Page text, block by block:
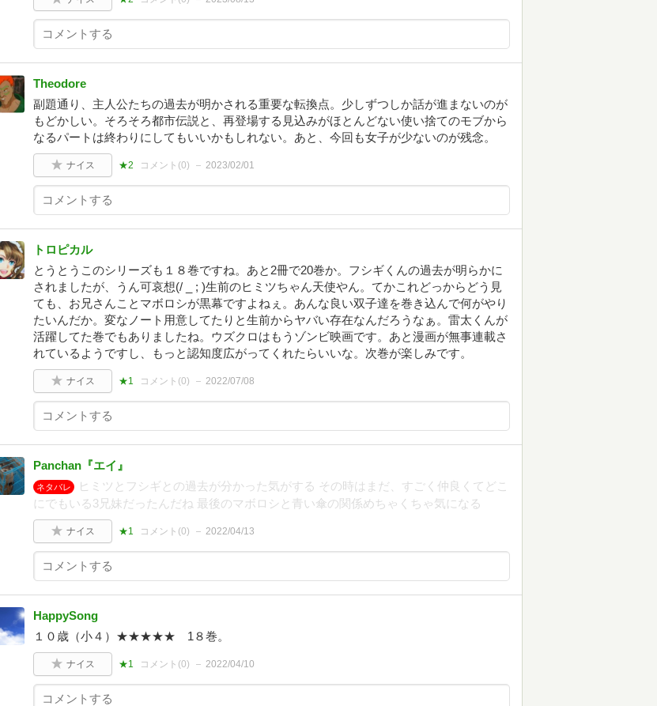
Theodore
副題通り、主人公たちの過去が明かされる重要な転換点。少しずつしか話が進まないのが
もどかしい。そろそろ都市伝説と、再登場する見込みがほとんどない使い捨てのモブから
なるパートは終わりにしてもいいかもしれない。あと、今回も女子が少ないのが残念。
ナイス ★2 コメント(0) 2023/02/01
トロピカル
とうとうこのシリーズも１８巻ですね。あと2冊で20巻か。フシギくんの過去が明らかに
されましたが、うん可哀想(/ _ ; )生前のヒミツちゃん天使やん。てかこれどっからどう見
ても、お兄さんことマボロシが黒幕ですよねぇ。あんな良い双子達を巻き込んで何がやり
たいんだか。変なノート用意してたりと生前からヤバい存在なんだろうなぁ。雷太くんが
活躍してた巻でもありましたね。ウズクロはもうゾンビ映画です。あと漫画が無事連載さ
れているようですし、もっと認知度広がってくれたらいいな。次巻が楽しみです。
ナイス ★1 コメント(0) 2022/07/08
Panchan『エイ』
ネタバレ
ヒミツとフシギとの過去が分かった気がする その時はまだ、すごく仲良くてどこ
にでもいる3兄妹だったんだね 最後のマボロシと青い傘の関係めちゃくちゃ気になる
ナイス ★1 コメント(0) 2022/04/13
HappySong
１０歳（小４）★★★★★ 1８巻。
ナイス ★1 コメント(0) 2022/04/10